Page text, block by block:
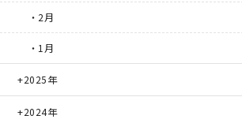
・2月
・1月
2025年
2024年